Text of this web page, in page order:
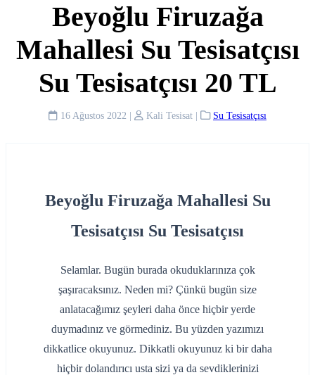
Beyoğlu Firuzağa
Mahallesi Su Tesisatçısı
Su Tesisatçısı 20 TL
16 Ağustos 2022 | Kali Tesisat | Su Tesisatçısı
Beyoğlu Firuzağa Mahallesi Su
Tesisatçısı Su Tesisatçısı
Selamlar. Bugün burada okuduklarınıza çok
şaşıracaksınız. Neden mi? Çünkü bugün size
anlatacağımız şeyleri daha önce hiçbir yerde
duymadınız ve görmediniz. Bu yüzden yazımızı
dikkatlice okuyunuz. Dikkatli okuyunuz ki bir daha
hiçbir dolandırıcı usta sizi ya da sevdiklerinizi